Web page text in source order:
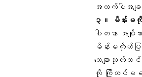
အထက်ပါအခ
၃။
မိန်း
ပါတနာ အမ
မိန်းမကိုယ်
သေချာသုတ်သ
ကို ကြိုတင်မခံ